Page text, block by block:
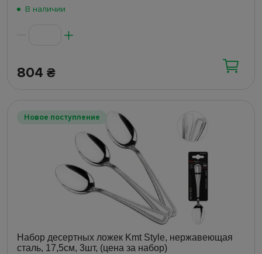
В наличии
804 ₴
Новое поступление
Набор десертных ложек Kmt Style, нержавеющая
сталь, 17,5см, 3шт, (цена за набор)